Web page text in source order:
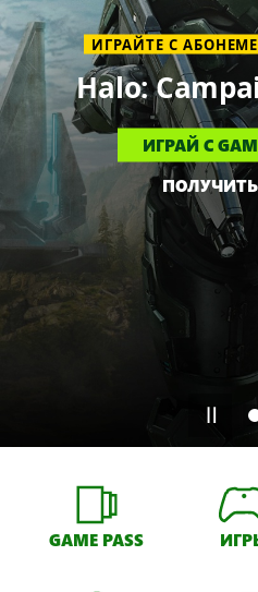
ИГРАЙТЕ С
Halo:
ИГРАЙ С
GAME PASS